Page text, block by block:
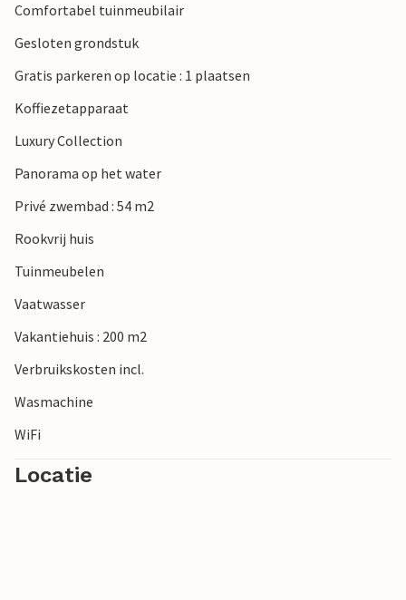
Comfortabel tuinmeubilair
Gesloten grondstuk
Gratis parkeren op locatie : 1 plaatsen
Koffiezetapparaat
Luxury Collection
Panorama op het water
Privé zwembad : 54 m2
Rookvrij huis
Tuinmeubelen
Vaatwasser
Vakantiehuis : 200 m2
Verbruikskosten incl.
Wasmachine
WiFi
Locatie